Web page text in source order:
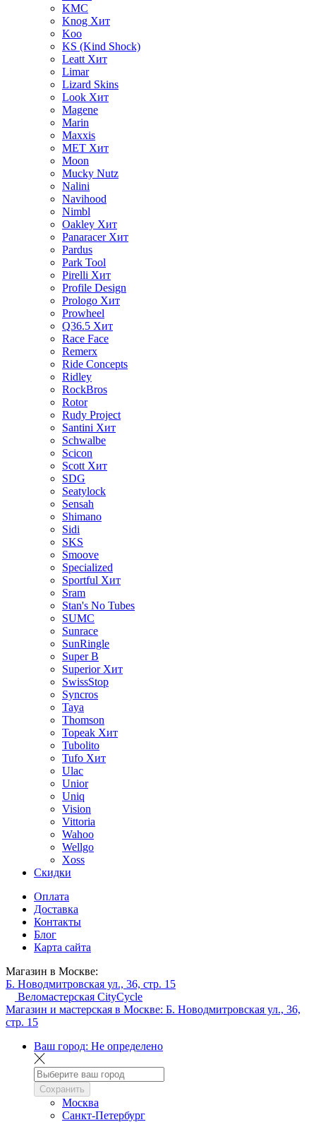
KMC
Knog Хит
Koo
KS (Kind Shock)
Leatt Хит
Limar
Lizard Skins
Look Хит
Magene
Marin
Maxxis
MET Хит
Moon
Mucky Nutz
Nalini
Navihood
Nimbl
Oakley Хит
Panaracer Хит
Pardus
Park Tool
Pirelli Хит
Profile Design
Prologo Хит
Prowheel
Q36.5 Хит
Race Face
Remerx
Ride Concepts
Ridley
RockBros
Rotor
Rudy Project
Santini Хит
Schwalbe
Scicon
Scott Хит
SDG
Seatylock
Sensah
Shimano
Sidi
SKS
Smoove
Specialized
Sportful Хит
Sram
Stan's No Tubes
SUMC
Sunrace
SunRingle
Super B
Superior Хит
SwissStop
Syncros
Taya
Thomson
Topeak Хит
Tubolito
Tufo Хит
Ulac
Unior
Uniq
Vision
Vittoria
Wahoo
Wellgo
Xoss
Скидки
Оплата
Доставка
Контакты
Блог
Карта сайта
Магазин в Москве:
Б. Новодмитровская ул., 36, стр. 15
Веломастерская CityCycle
Магазин и мастерская в Москве: Б. Новодмитровская ул., 36,
стр. 15
Ваш город: Не определено
Сохранить
Москва
Санкт-Петербург